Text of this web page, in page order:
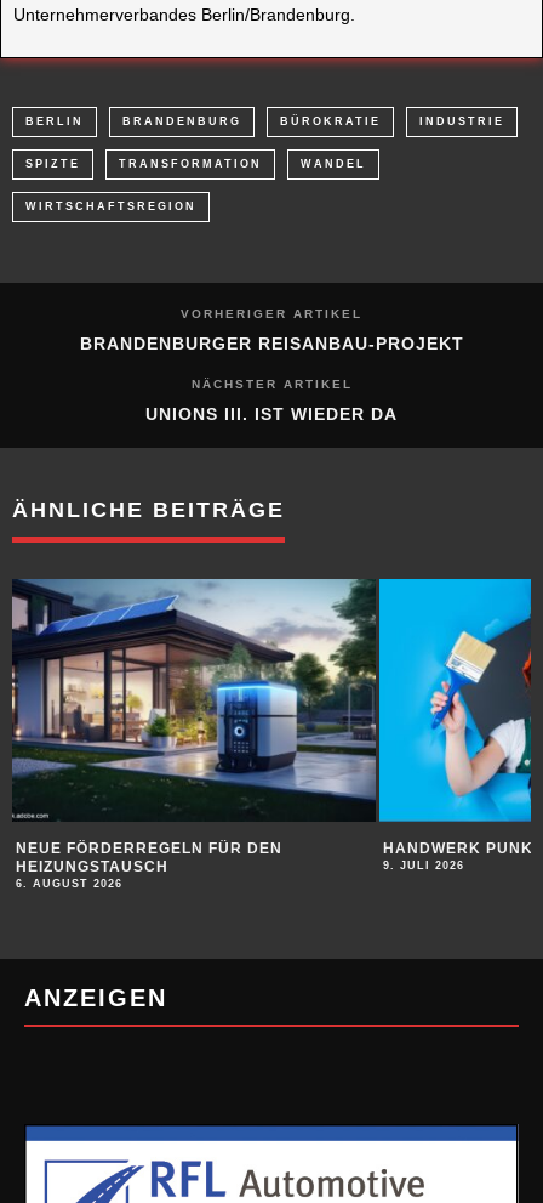
Unternehmerverbandes Berlin/Brandenburg.
BERLIN BRANDENBURG BÜROKRATIE INDUSTRIE
SPIZTE TRANSFORMATION WANDEL
WIRTSCHAFTSREGION
VORHERIGER ARTIKEL
BRANDENBURGER REISANBAU-PROJEKT
NÄCHSTER ARTIKEL
UNIONS III. IST WIEDER DA
ÄHNLICHE BEITRÄGE
HANDWERK PUNKTET BEI JUGENDLICHEN
9. JULI 2026
SUBSTANZ FÜR
9. JULI 2026
ANZEIGEN